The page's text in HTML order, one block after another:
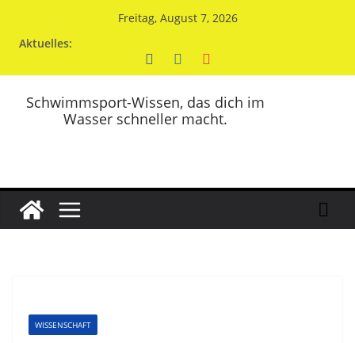
Freitag, August 7, 2026
Aktuelles:
Schwimmsport-Wissen, das dich im
Wasser schneller macht.
WISSENSCHAFT